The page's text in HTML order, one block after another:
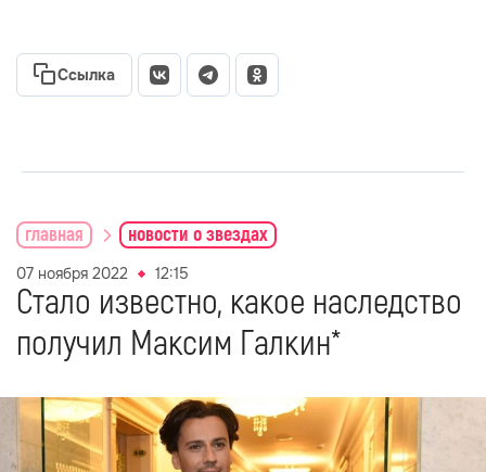
Ссылка
главная новости о звездах
07 ноября 2022 12:15
Стало известно, какое наследство
получил Максим Галкин*